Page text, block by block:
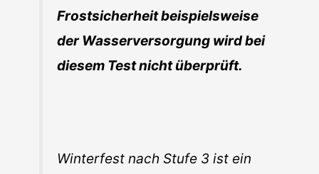
Frostsicherheit beispielsweise
der Wasserversorgung wird bei
diesem Test nicht überprüft.
Winterfest nach Stufe 3 ist ein